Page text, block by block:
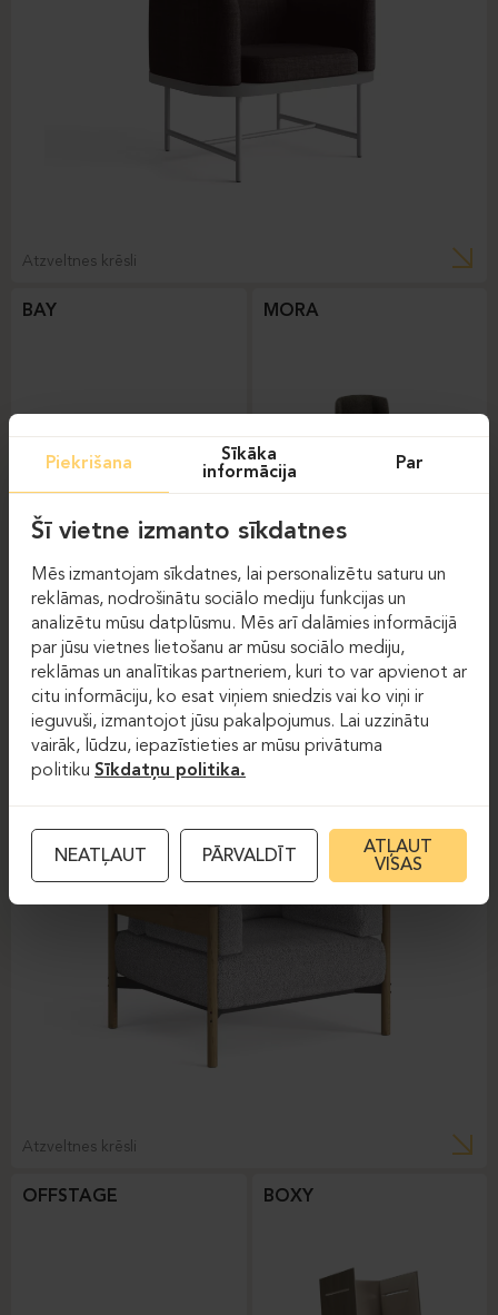
Atzveltnes krēsli
BAY
Atzveltnes krēsli
MORA
Atzveltnes krēsli
BASTION
Atzveltnes krēsli
OFFSTAGE BOXY
Piekrišana
Sīkāka
informācija
Par
Šī vietne izmanto sīkdatnes
Mēs izmantojam sīkdatnes, lai personalizētu saturu un
reklāmas, nodrošinātu sociālo mediju funkcijas un
analizētu mūsu datplūsmu. Mēs arī dalāmies informācijā
par jūsu vietnes lietošanu ar mūsu sociālo mediju,
reklāmas un analītikas partneriem, kuri to var apvienot ar
citu informāciju, ko esat viņiem sniedzis vai ko viņi ir
ieguvuši, izmantojot jūsu pakalpojumus. Lai uzzinātu
vairāk, lūdzu, iepazīstieties ar mūsu privātuma
politiku Sīkdatņu politika.
NEATĻAUT PĀRVALDĪT
ATĻAUT
VISAS